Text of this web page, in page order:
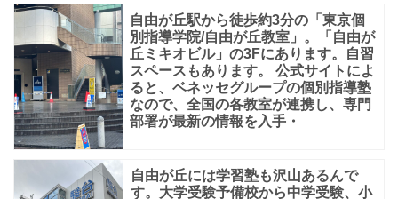
り
に
合
わ
せ
た
自由が丘駅から徒歩約3分の「東京個
別指導学院/自由が丘教室」。「自由が
丘ミキオビル」の3Fにあります。自習
スペースもあります。 公式サイトによ
ると、ベネッセグループの個別指導塾
なので、全国の各教室が連携し、専門
部署が最新の情報を入手・
自由が丘には学習塾も沢山あるんで
す。大学受験予備校から中学受験、小